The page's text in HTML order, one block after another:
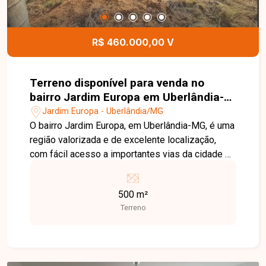
interfone e concertina, oferecendo segurança,
conforto e excelente padrão de acabamento. Esta
é uma excelente oportunidade para quem busca
uma casa completa, moderna e pronta para morar
Uberlândia. Agende uma visita e venha conhecer
todos os detalhes deste imóvel.
R$ 460.000,00 V
Terreno disponível para venda no
bairro Jardim Europa em Uberlândia-
MGJardim Europa - Uberlândia/MG
O bairro Jardim Europa, em Uberlândia-MG, é uma
região valorizada e de excelente localização,
com fácil acesso a importantes vias da cidade e
instituições de ensino. A área oferece
infraestrutura e praticidade para quem busca
tranquilidade para morar, além de boas
500 m²
Terreno